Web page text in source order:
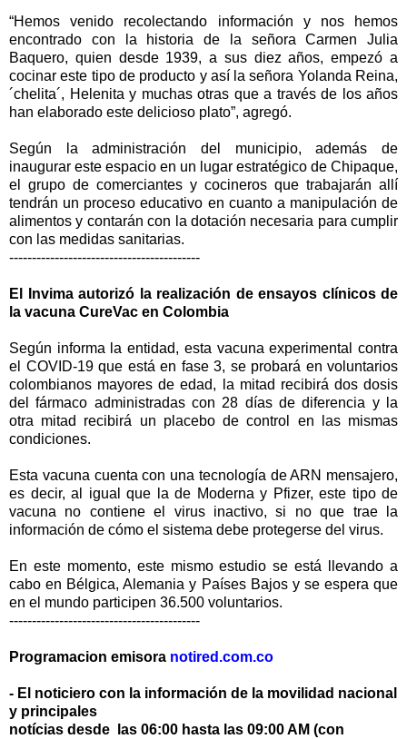
“Hemos venido recolectando información y nos hemos
encontrado con la historia de la señora Carmen Julia
Baquero, quien desde 1939, a sus diez años, empezó a
cocinar este tipo de producto y así la señora Yolanda Reina,
´chelita´, Helenita y muchas otras que a través de los años
han elaborado este delicioso plato”, agregó.
Según la administración del municipio, además de
inaugurar este espacio en un lugar estratégico de Chipaque,
el grupo de comerciantes y cocineros que trabajarán allí
tendrán un proceso educativo en cuanto a manipulación de
alimentos y contarán con la dotación necesaria para cumplir
con las medidas sanitarias.
------------------------------------------
El Invima autorizó la realización de ensayos clínicos de
la vacuna CureVac en Colombia
Según informa la entidad, esta vacuna experimental contra
el COVID-19 que está en fase 3, se probará en voluntarios
colombianos mayores de edad, la mitad recibirá dos dosis
del fármaco administradas con 28 días de diferencia y la
otra mitad recibirá un placebo de control en las mismas
condiciones.
Esta vacuna cuenta con una tecnología de ARN mensajero,
es decir, al igual que la de Moderna y Pfizer, este tipo de
vacuna no contiene el virus inactivo, si no que trae la
información de cómo el sistema debe protegerse del virus.
En este momento, este mismo estudio se está llevando a
cabo en Bélgica, Alemania y Países Bajos y se espera que
en el mundo participen 36.500 voluntarios.
------------------------------------------
Programacion emisora notired.com.co
- El noticiero con la información de la movilidad nacional
y principales
notícias desde las 06:00 hasta las 09:00 AM (con